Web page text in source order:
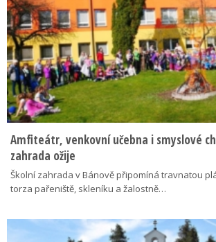
Amfiteátr, venkovní učebna i smyslové
zahrada ožije
Školní zahrada v Bánově připomíná travnatou
torza pařeniště, skleníku a žalostně…